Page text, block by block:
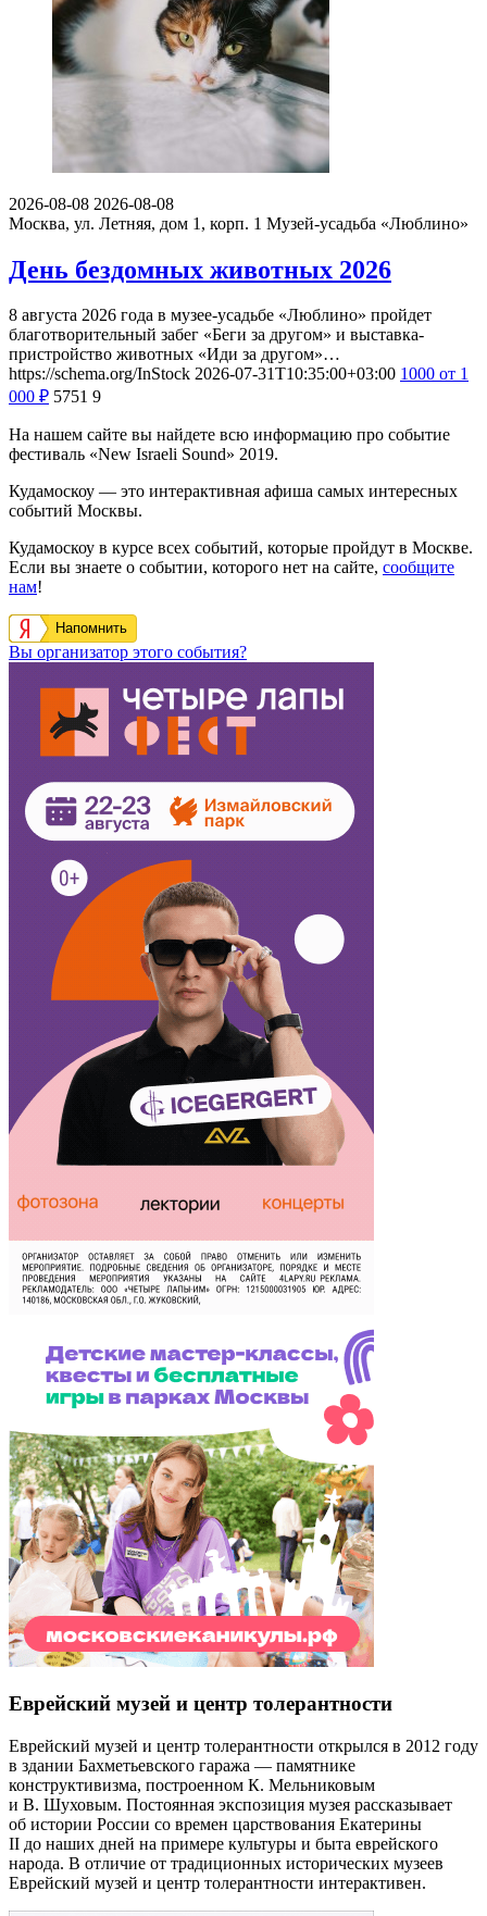
2026-08-08 2026-08-08
Москва, ул. Летняя, дом 1, корп. 1 Музей-усадьба «Люблино»
День бездомных животных 2026
8 августа 2026 года в музее-усадьбе «Люблино» пройдет
благотворительный забег «Беги за другом» и выставка-
пристройство животных «Иди за другом»…
https://schema.org/InStock 2026-07-31T10:35:00+03:00 1000 от 1
000 ₽ 5751 9
На нашем сайте вы найдете всю информацию про событие
фестиваль «New Israeli Sound» 2019.
Кудамоскоу — это интерактивная афиша самых интересных
событий Москвы.
Кудамоскоу в курсе всех событий, которые пройдут в Москве.
Если вы знаете о событии, которого нет на сайте, сообщите
нам!
Напомнить
Вы организатор этого события?
Еврейский музей и центр толерантности
Еврейский музей и центр толерантности открылся в 2012 году
в здании Бахметьевского гаража — памятнике
конструктивизма, построенном К. Мельниковым
и В. Шуховым. Постоянная экспозиция музея рассказывает
об истории России со времен царствования Екатерины
II до наших дней на примере культуры и быта еврейского
народа. В отличие от традиционных исторических музеев
Еврейский музей и центр толерантности интерактивен.